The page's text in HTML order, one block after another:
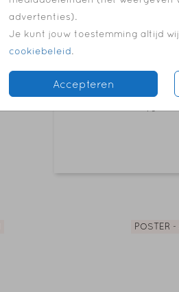
advertenties).
Je kunt jouw toestemming altijd
cookiebeleid.
Accepteren
POSTER